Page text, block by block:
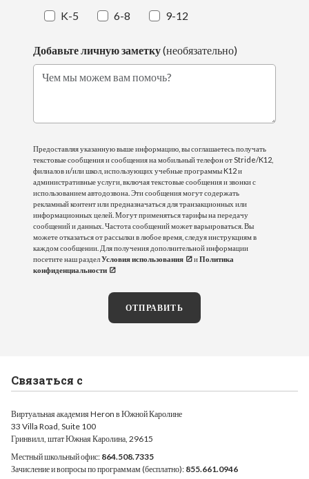
K-5 6-8 9-12
Добавьте личную заметку(необязательно)
Чем мы можем вам помочь?
Предоставляя указанную выше информацию, вы соглашаетесь получать
текстовые сообщения и сообщения на мобильный телефон от Stride/K12,
филиалов и/или школ, использующих учебные программы K12 и
административные услуги, включая текстовые сообщения и звонки с
использованием автодозвона. Эти сообщения могут содержать
рекламный контент или предназначаться для транзакционных или
информационных целей. Могут применяться тарифы на передачу
сообщений и данных. Частота сообщений может варьироваться. Вы
можете отказаться от рассылки в любое время, следуя инструкциям в
каждом сообщении. Для получения дополнительной информации
посетите наш разделУсловия использования иПолитика
конфиденциальности
ОТПРАВИТЬ
Связаться с
Виртуальная академия Heron в Южной Каролине
33 Villa Road, Suite 100
Гринвилл, штат Южная Каролина, 29615
Местный школьный офис: 864.508.7335
Зачисление и вопросы по программам (бесплатно): 855.661.0946